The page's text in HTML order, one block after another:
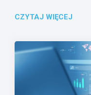
CZYTAJ WIĘCEJ